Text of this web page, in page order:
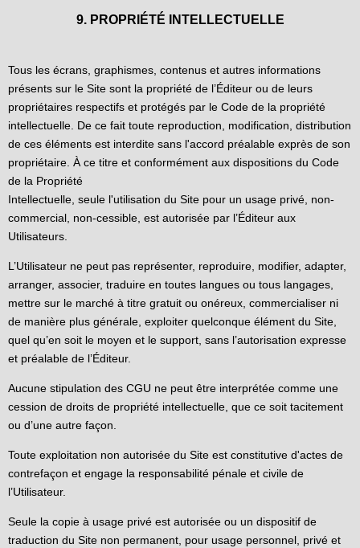
9. PROPRIÉTÉ INTELLECTUELLE
Tous les écrans, graphismes, contenus et autres informations
présents sur le Site sont la propriété de l’Éditeur ou de leurs
propriétaires respectifs et protégés par le Code de la propriété
intellectuelle. De ce fait toute reproduction, modification, distribution
de ces éléments est interdite sans l'accord préalable exprès de son
propriétaire. À ce titre et conformément aux dispositions du Code
de la Propriété
Intellectuelle, seule l'utilisation du Site pour un usage privé, non-
commercial, non-cessible, est autorisée par l’Éditeur aux
Utilisateurs.
L’Utilisateur ne peut pas représenter, reproduire, modifier, adapter,
arranger, associer, traduire en toutes langues ou tous langages,
mettre sur le marché à titre gratuit ou onéreux, commercialiser ni
de manière plus générale, exploiter quelconque élément du Site,
quel qu’en soit le moyen et le support, sans l’autorisation expresse
et préalable de l’Éditeur.
Aucune stipulation des CGU ne peut être interprétée comme une
cession de droits de propriété intellectuelle, que ce soit tacitement
ou d’une autre façon.
Toute exploitation non autorisée du Site est constitutive d'actes de
contrefaçon et engage la responsabilité pénale et civile de
l’Utilisateur.
Seule la copie à usage privé est autorisée ou un dispositif de
traduction du Site non permanent, pour usage personnel, privé et